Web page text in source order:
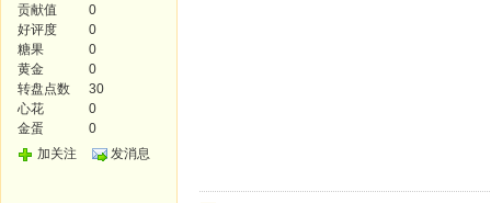
贡献值
0
好评度
0
糖果
0
黄金
0
转盘点数
30
心花
0
金蛋
0
加关注
发消息